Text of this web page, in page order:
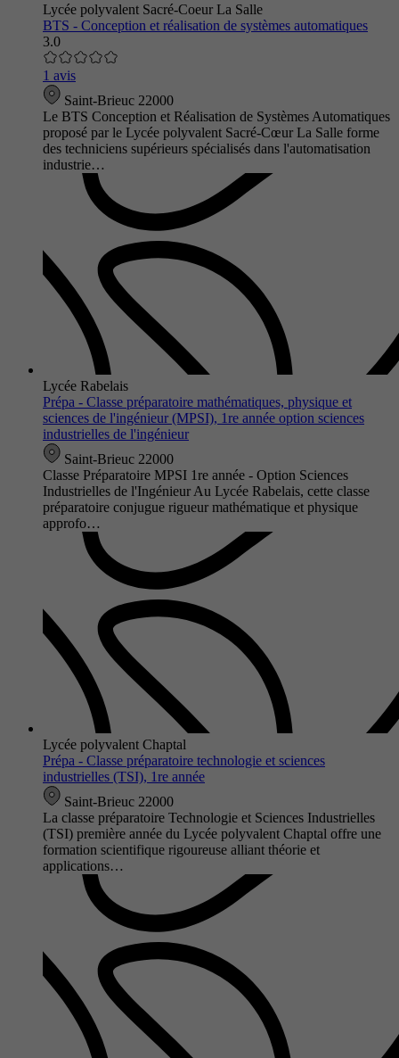
Lycée polyvalent Sacré-Coeur La Salle
BTS - Conception et réalisation de systèmes automatiques
3.0
1 avis
Saint-Brieuc 22000
Le BTS Conception et Réalisation de Systèmes Automatiques
proposé par le Lycée polyvalent Sacré-Cœur La Salle forme
des techniciens supérieurs spécialisés dans l'automatisation
industrie…
Lycée Rabelais
Prépa - Classe préparatoire mathématiques, physique et
sciences de l'ingénieur (MPSI), 1re année option sciences
industrielles de l'ingénieur
Saint-Brieuc 22000
Classe Préparatoire MPSI 1re année - Option Sciences
Industrielles de l'Ingénieur Au Lycée Rabelais, cette classe
préparatoire conjugue rigueur mathématique et physique
approfo…
Lycée polyvalent Chaptal
Prépa - Classe préparatoire technologie et sciences
industrielles (TSI), 1re année
Saint-Brieuc 22000
La classe préparatoire Technologie et Sciences Industrielles
(TSI) première année du Lycée polyvalent Chaptal offre une
formation scientifique rigoureuse alliant théorie et
applications…